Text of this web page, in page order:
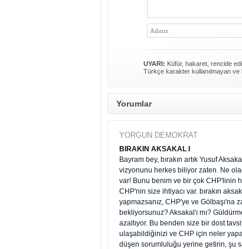
UYARI: Küfür, hakaret, rencide
Türkçe karakter kullanılmayan ve
Yorumlar
YORGUN DEMOKRAT
BIRAKIN AKSAKAL I
Bayram bey, bırakın artık Yusuf
vizyonunu herkes biliyor zaten. Ne
var! Bunu benim ve bir çok CHP'linin
CHP'nin size ihtiyacı var. bırakın
yapmazsanız, CHP'ye ve Gölbaşı'na
bekliyorsunuz? Aksakal'ı mı?
azaltıyor. Bu benden size bir dost
ulaşabildiğinizi ve CHP için neler
düşen sorumluluğu yerine getirin, şu